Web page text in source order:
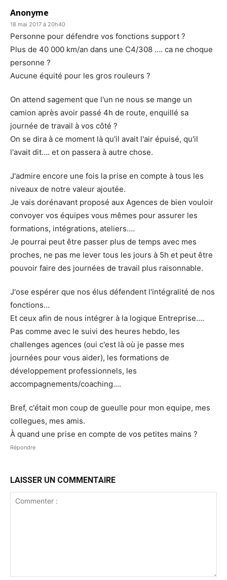
Anonyme
18 mai 2017 à 20h40
Personne pour défendre vos fonctions support ?
Plus de 40 000 km/an dans une C4/308 …. ca ne choque
personne ?
Aucune équité pour les gros rouleurs ?
On attend sagement que l'un ne nous se mange un
camion après avoir passé 4h de route, enquillé sa
journée de travail à vos côté ?
On se dira à ce moment là qu'il avait l'air épuisé, qu'il
l'avait dit…. et on passera à autre chose.
J'admire encore une fois la prise en compte à tous les
niveaux de notre valeur ajoutée.
Je vais dorénavant proposé aux Agences de bien vouloir
convoyer vos équipes vous mêmes pour assurer les
formations, intégrations, ateliers….
Je pourrai peut être passer plus de temps avec mes
proches, ne pas me lever tous les jours à 5h et peut être
pouvoir faire des journées de travail plus raisonnable.
J'ose espérer que nos élus défendent l'intégralité de nos
fonctions…
Et ceux afin de nous intégrer à la logique Entreprise….
Pas comme avec le suivi des heures hebdo, les
challenges agences (oui c'est là où je passe mes
journées pour vous aider), les formations de
développement professionnels, les
accompagnements/coaching….
Bref, c'était mon coup de gueulle pour mon equipe, mes
collegues, mes amis.
À quand une prise en compte de vos petites mains ?
Répondre
LAISSER UN COMMENTAIRE